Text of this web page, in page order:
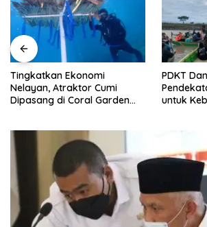
Ekonomi
Cumi
di Coral Garden
PDKT Danau Tempe :
Pendekatan
untuk Keberlanjutan